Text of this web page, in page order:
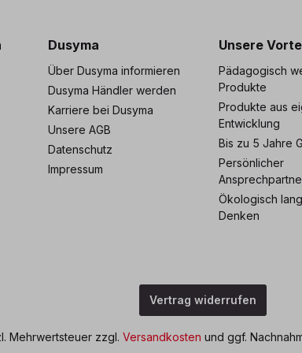
Dusyma
Über Dusyma informieren
Dusyma Händler werden
Karriere bei Dusyma
Unsere AGB
Datenschutz
Impressum
Unsere
Pädagogisch
Produkte
Produkte aus
Entwicklung
Bis zu 5 Jahre
Persönlicher
Ökologisch
Denken
Vertrag widerrufen
Mehrwertsteuer zzgl. Versandkosten und ggf.